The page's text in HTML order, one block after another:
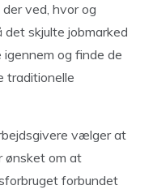
ved, hvor og
skjulte jobmarked
og finde de
traditionelle
vælger at
ønsket om at
forbundet